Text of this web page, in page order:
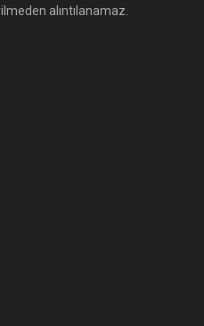
alıntılanamaz.